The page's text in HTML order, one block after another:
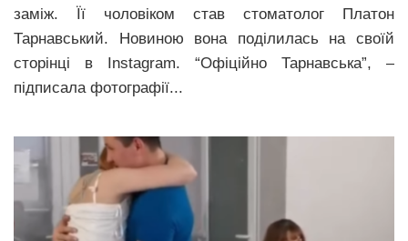
заміж. Її чоловіком став стоматолог Платон
Тарнавський. Новиною вона поділилась на своїй
сторінці в Instagram. “Офіційно Тарнавська”, –
підписала фотографії...